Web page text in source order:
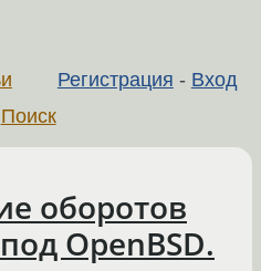
Регистрация - Вход
Поиск
оборотов
OpenBSD.